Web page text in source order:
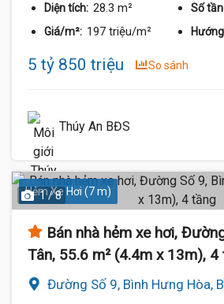
Diện tích: 28.3 m² Số
Giá/m²: 197 triệu/m²
5 tỷ 850 triệu So sánh
Thúy An BĐS
Hẻm Xe Hơi (7 m)
1 / 8
Bán nhà hẻm xe hơi,
Tân, 55.6 m² (4.4m x 13m), 4
Đường Số 9, Bình Hưng Hòa,